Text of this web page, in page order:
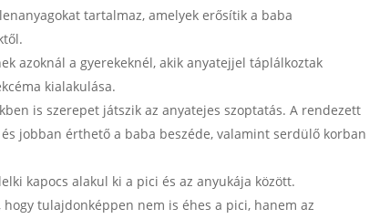
tartalmaz, amelyek erősítik a baba
azoknál a gyerekeknél, akik anyatejjel táplálkoztak
kialakulása.
is szerepet játszik az anyatejes szoptatás. A rendezett
jobban érthető a baba beszéde, valamint serdülő korban
kapocs alakul ki a pici és az anyukája között.
tulajdonképpen nem is éhes a pici, hanem az